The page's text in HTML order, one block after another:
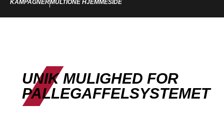
KAMPAGNERMULTIONE HJEMMESIDE
UNIK MULIGHED FOR
PALLEGAFFELSYSTEMET